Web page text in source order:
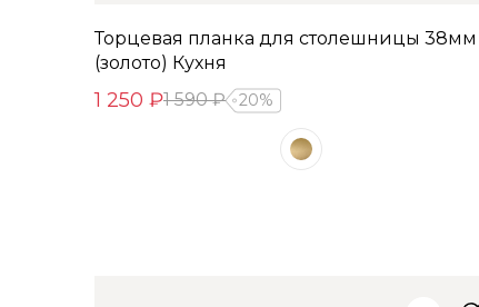
Торцевая планка для столешницы 38мм
(золото) Кухня
1 250 ₽1 590 ₽ 20%